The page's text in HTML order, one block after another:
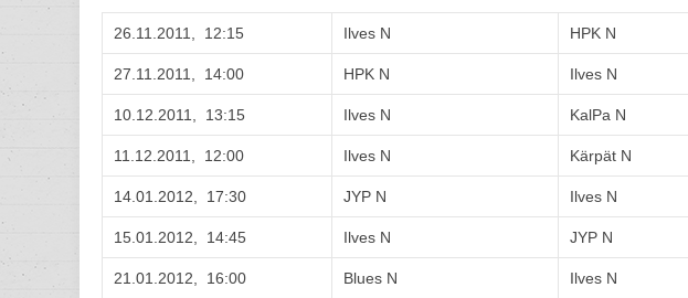
26.11.2011, 12:15 Ilves N HPK N
27.11.2011, 14:00 HPK N Ilves N
10.12.2011, 13:15 Ilves N KalPa N
11.12.2011, 12:00 Ilves N Kärpät N
14.01.2012, 17:30 JYP N Ilves N
15.01.2012, 14:45 Ilves N JYP N
21.01.2012, 16:00 Blues N Ilves N